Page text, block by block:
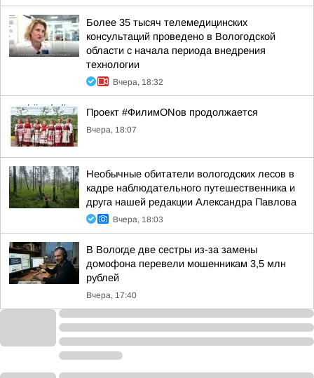
Более 35 тысяч телемедицинских
консультаций проведено в Вологодской
области с начала периода внедрения
технологии
Вчера, 18:32
Проект #ФилимONов продолжается
Вчера, 18:07
Необычные обитатели вологодских лесов в
кадре наблюдательного путешественника и
друга нашей редакции Александра Павлова
Вчера, 18:03
В Вологде две сестры из-за замены
домофона перевели мошенникам 3,5 млн
рублей
Вчера, 17:40